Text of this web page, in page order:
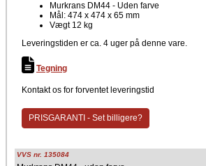
Murkrans DM44 - Uden farve
Mål: 474 x 474 x 65 mm
Vægt 12 kg
Leveringstiden er ca. 4 uger på denne vare.
Tegning
Kontakt os for forventet leveringstid
PRISGARANTI - Set billigere?
VVS nr. 135084